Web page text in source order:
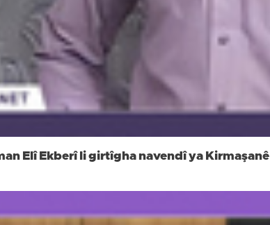
Elî Ekberî li girtîgha navendî ya Kirmaşanê